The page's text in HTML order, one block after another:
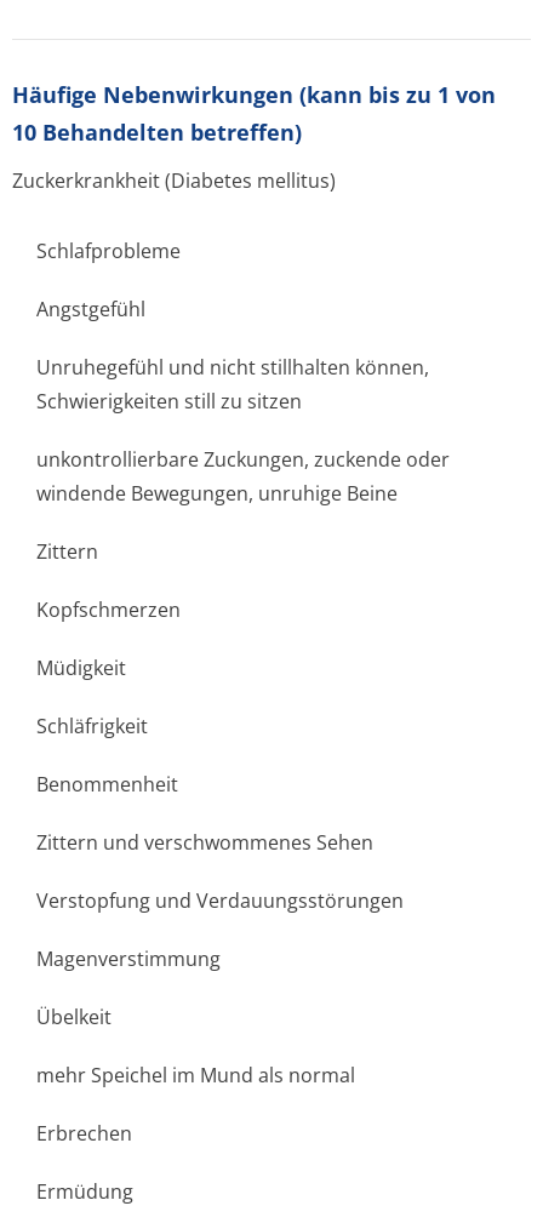
Häufige Nebenwirkungen (kann bis zu 1 von
10 Behandelten betreffen)
Zuckerkrankheit (Diabetes mellitus)
Schlafprobleme
Angstgefühl
Unruhegefühl und nicht stillhalten können,
Schwierigkeiten still zu sitzen
unkontrollierbare Zuckungen, zuckende oder
windende Bewegungen, unruhige Beine
Zittern
Kopfschmerzen
Müdigkeit
Schläfrigkeit
Benommenheit
Zittern und verschwommenes Sehen
Verstopfung und Verdauungsstörungen
Magenverstimmung
Übelkeit
mehr Speichel im Mund als normal
Erbrechen
Ermüdung